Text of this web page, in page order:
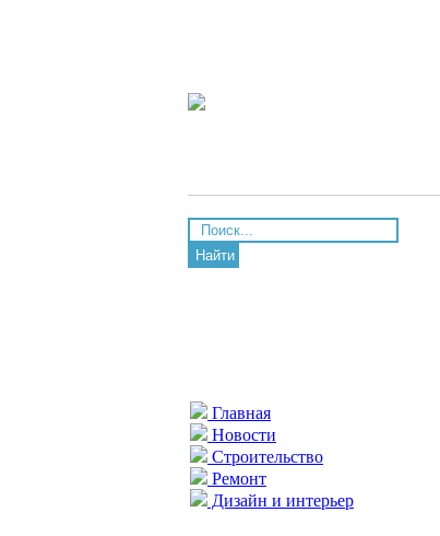
Найти
Главная
Новости
Строительство
Ремонт
Дизайн и интерьер